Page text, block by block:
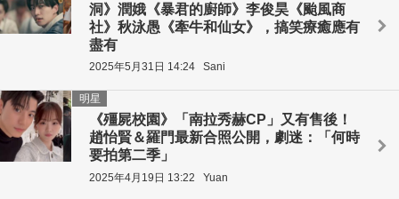
洞》潤娥《暴君的廚師》李俊昊《颱風商
社》秋泳愚《牽牛和仙女》，搞笑療癒應有
盡有
2025年5月31日 14:24 Sani
《殭屍校園》「南拉秀赫CP」又有售後！
趙怡賢＆羅門最新合照公開，劇迷：「何時
要拍第二季」
明星
2025年4月19日 13:22 Yuan